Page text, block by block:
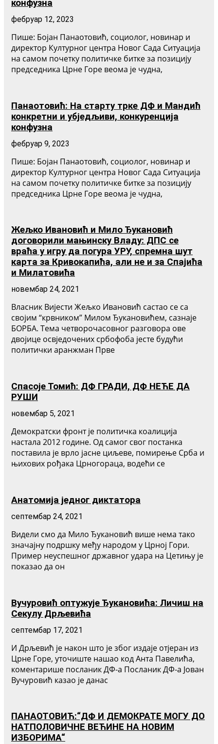
конфузна
фебруар 12, 2023
Пише: Бојан Панаотовић, социолог, новинар и
директор Културног центра Новог Сада Ситуација
на самом почетку политичке битке за позицију
председника Црне Горе веома је чудна,
Панаотовић: На старту трке ДФ и Мандић
конкретни и убједљиви, конкуренција
конфузна
фебруар 9, 2023
Пише: Бојан Панаотовић, социолог, новинар и
директор Културног центра Новог Сада Ситуација
на самом почетку политичке битке за позицију
председника Црне Горе веома је чудна,
Жељко Ивановић и Мило Ђукановић
договорили мањинску Владу: ДПС се
враћа у игру да погура УРУ, спремна шут
карта за Кривокапића, али не и за Спајића
и Милатовића
новембар 24, 2021
Власник Вијести Жељко Ивановић састао се са
својим “крвником” Милом Ђукановићем, сазнаје
БОРБА. Тема четворочасовног разговора ове
двојице освједочених србофоба јесте будући
политички аранжман Прве
Спасоје Томић: ДФ ГРАДИ, ДФ НЕЋЕ ДА
РУШИ
новембар 5, 2021
Демократски фронт је политичка коалиција
настала 2012 године. Од самог свог постанка
поставила је врло јасне циљеве, помирење Срба и
њихових рођака Црногораца, водећи се
Анатомија једног диктатора
септембар 24, 2021
Видели смо да Мило Ђукановић више нема тако
значајну подршку међу народом у Црној Гори.
Пример неуспешног државног удара на Цетињу је
показао да он
Вучуровић оптужује Ђукановића: Личиш на
Секулу Дрљевића
септембар 17, 2021
И Дрљевић је након што је због издаје отјеран из
Црне Горе, уточиште нашао код Анта Павелића,
коментарише посланик ДФ-а Посланик ДФ-а Јован
Вучуровић казао је данас
ПАНАОТОВИЋ:“ДФ И ДЕМОКРАТЕ МОГУ ДО
НАТПОЛОВИЧНЕ ВЕЋИНЕ НА НОВИМ
ИЗБОРИМА“